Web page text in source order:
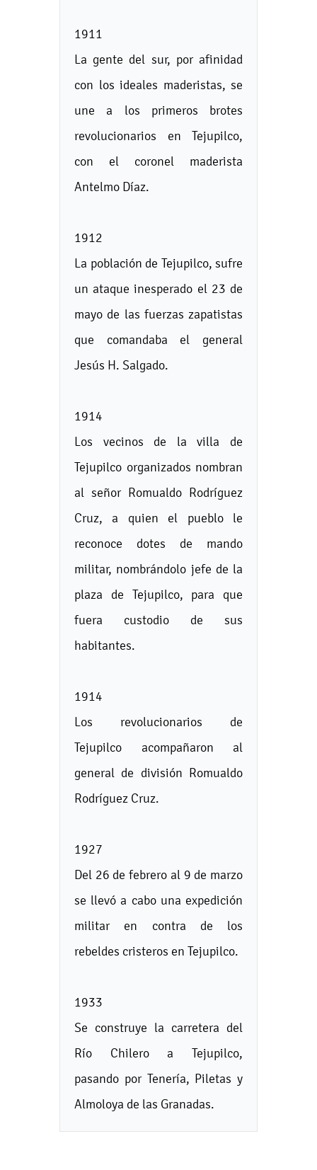
1911
La gente del sur, por afinidad
con los ideales maderistas, se
une a los primeros brotes
revolucionarios en Tejupilco,
con el coronel maderista
Antelmo Díaz.
1912
La población de Tejupilco, sufre
un ataque inesperado el 23 de
mayo de las fuerzas zapatistas
que comandaba el general
Jesús H. Salgado.
1914
Los vecinos de la villa de
Tejupilco organizados nombran
al señor Romualdo Rodríguez
Cruz, a quien el pueblo le
reconoce dotes de mando
militar, nombrándolo jefe de la
plaza de Tejupilco, para que
fuera custodio de sus
habitantes.
1914
Los revolucionarios de
Tejupilco acompañaron al
general de división Romualdo
Rodríguez Cruz.
1927
Del 26 de febrero al 9 de marzo
se llevó a cabo una expedición
militar en contra de los
rebeldes cristeros en Tejupilco.
1933
Se construye la carretera del
Río Chilero a Tejupilco,
pasando por Tenería, Piletas y
Almoloya de las Granadas.